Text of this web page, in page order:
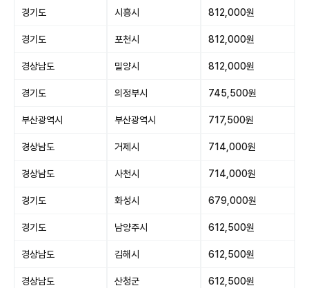
경기도 시흥시 812,000원
경기도 포천시 812,000원
경상남도 밀양시 812,000원
경기도 의정부시 745,500원
부산광역시 부산광역시 717,500원
경상남도 거제시 714,000원
경상남도 사천시 714,000원
경기도 화성시 679,000원
경기도 남양주시 612,500원
경상남도 김해시 612,500원
경상남도 산청군 612,500원